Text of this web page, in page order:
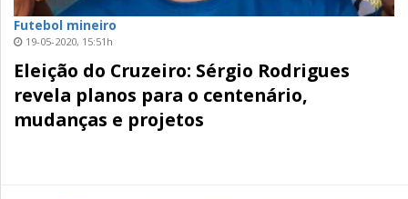
Futebol mineiro
19-05-2020, 15:51h
Eleição do Cruzeiro: Sérgio Rodrigues
revela planos para o centenário,
mudanças e projetos